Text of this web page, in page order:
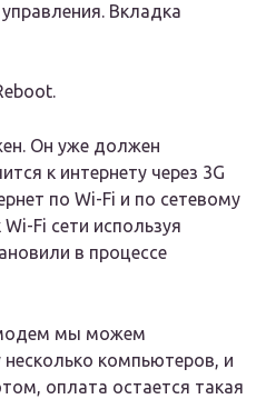
Вкладка
Он уже должен
к интернету через 3G
по Wi-Fi и по сетевому
Fi сети используя
в процессе
модем мы можем
компьютеров, и
оплата остается такая